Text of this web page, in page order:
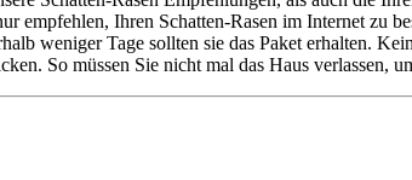
empfehlen, Ihren Schatten-Rasen im Internet zu
weniger Tage sollten sie das Paket erhalten.
So müssen Sie nicht mal das Haus verlassen,